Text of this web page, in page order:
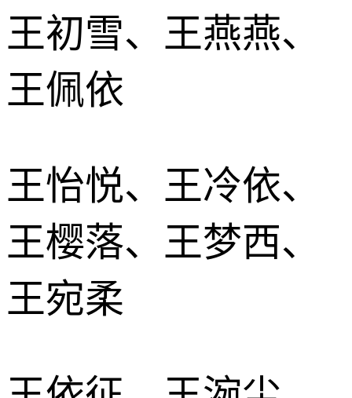
王初雪、王燕燕、
王佩依
王怡悦、王冷依、
王樱落、王梦西、
王宛柔